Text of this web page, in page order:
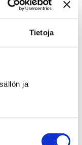
Tietoja
ja
he
ja verkostomme.
ja olemme
suuremman